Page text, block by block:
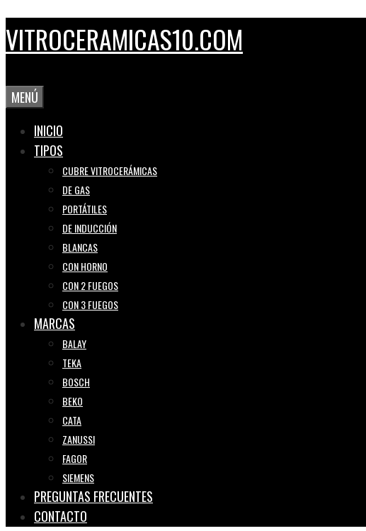
VITROCERAMICAS10.COM
MENÚ
INICIO
TIPOS
CUBRE VITROCERÁMICAS
DE GAS
PORTÁTILES
DE INDUCCIÓN
BLANCAS
CON HORNO
CON 2 FUEGOS
CON 3 FUEGOS
MARCAS
BALAY
TEKA
BOSCH
BEKO
CATA
ZANUSSI
FAGOR
SIEMENS
PREGUNTAS FRECUENTES
CONTACTO